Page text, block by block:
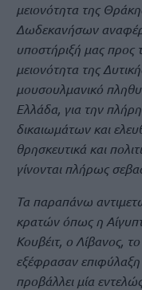
μειονότητα της
Δωδεκανήσων
υποστήριξή μας προς
μειονότητα της
μουσουλμανικό
Ελλάδα, για την
δικαιωμάτων και
θρησκευτικά και
γίνονται πλήρως
Τα παραπάνω
κρατών όπως η
Κουβέιτ, ο Λίβανος,
εξέφρασαν
προβάλλει μία